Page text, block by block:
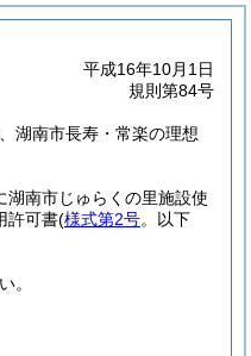
平成16年10月1日
規則第84号
湖南市長寿・常楽の理想
南市じゅらくの里施設使
許可書(様式第2号。以下
。